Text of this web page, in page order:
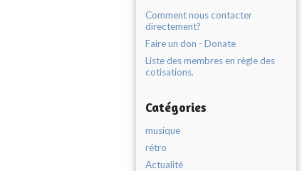
Comment nous contacter
directement?
Faire un don - Donate
Liste des membres en règle des
cotisations.
Catégories
musique
rétro
Actualité